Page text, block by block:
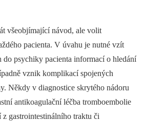
všeobjímající návod, ale volit
pacienta. V úvahu je nutné vzít
do psychiky pacienta informací o hledání
vznik komplikací spojených
Někdy v diagnostice skrytého nádoru
antikoagulační léčba tromboembolie
gastrointestinálního traktu či